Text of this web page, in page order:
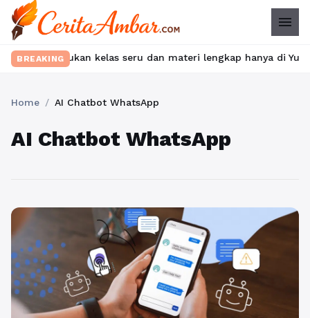
menu
BREAKING
Temukan kelas seru dan materi lengkap hanya di
Home / AI Chatbot WhatsApp
AI Chatbot WhatsApp